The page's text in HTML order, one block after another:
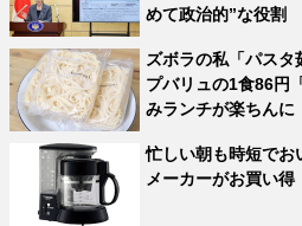
めて政治的”な役割
ズボラの私「パスタ
プバリュの1食86円
みランチが楽ちんに
忙しい朝も時短でお
メーカーがお買い得